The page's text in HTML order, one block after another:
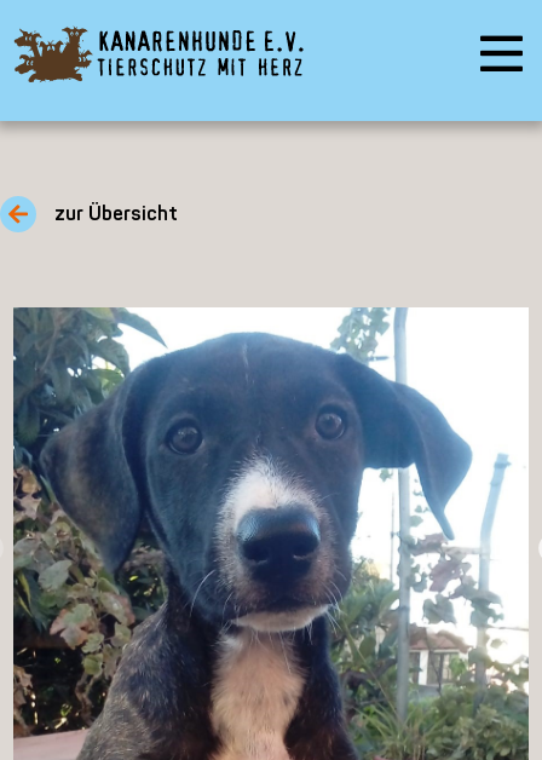
zur Übersicht